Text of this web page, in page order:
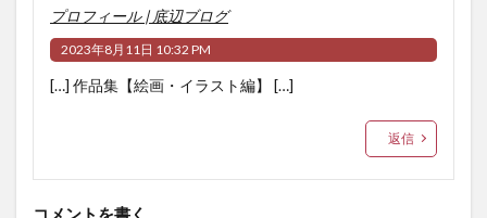
プロフィール | 底辺ブログ
2023年8月11日 10:32 PM
[…] 作品集【絵画・イラスト編】 […]
返信
コメントを書く